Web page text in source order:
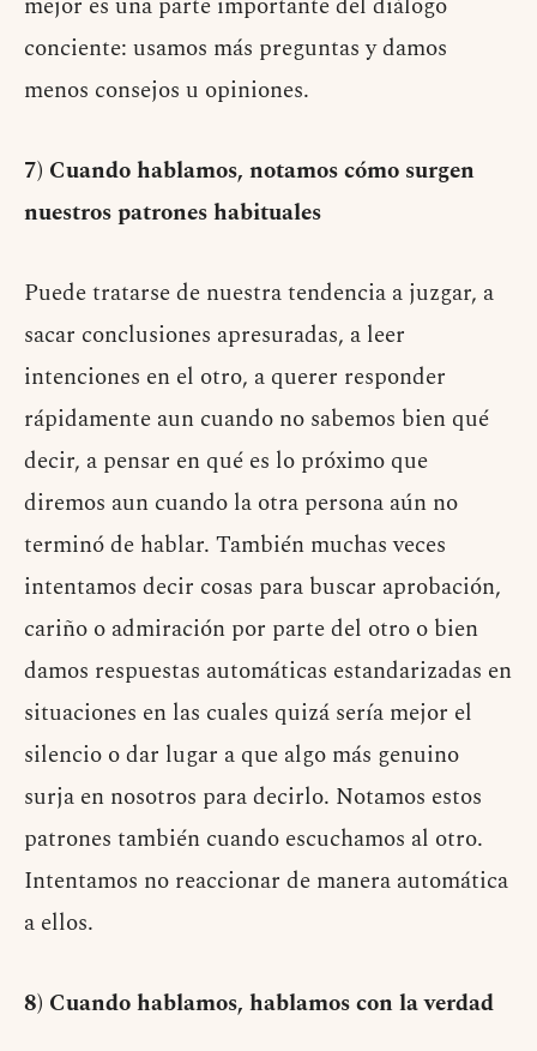
mejor es una parte importante del diálogo
conciente: usamos más preguntas y damos
menos consejos u opiniones.
7) Cuando hablamos, notamos cómo surgen
nuestros patrones habituales
Puede tratarse de nuestra tendencia a juzgar, a
sacar conclusiones apresuradas, a leer
intenciones en el otro, a querer responder
rápidamente aun cuando no sabemos bien qué
decir, a pensar en qué es lo próximo que
diremos aun cuando la otra persona aún no
terminó de hablar. También muchas veces
intentamos decir cosas para buscar aprobación,
cariño o admiración por parte del otro o bien
damos respuestas automáticas estandarizadas en
situaciones en las cuales quizá sería mejor el
silencio o dar lugar a que algo más genuino
surja en nosotros para decirlo. Notamos estos
patrones también cuando escuchamos al otro.
Intentamos no reaccionar de manera automática
a ellos.
8) Cuando hablamos, hablamos con la verdad